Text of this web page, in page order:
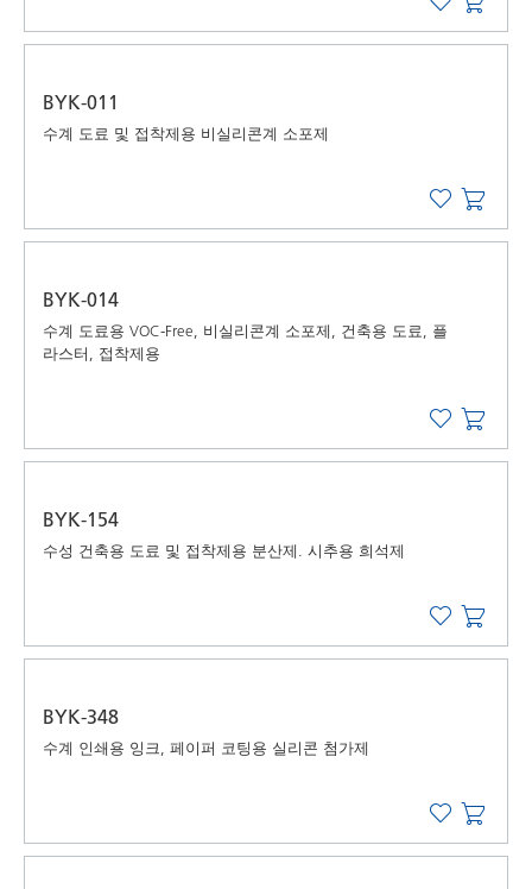
BYK-011
수계 도료 및 접착제용 비실리콘계 소포제
BYK-014
수계 도료용 VOC-Free, 비실리콘계 소포제, 건축용 도료, 플
라스터, 접착제용
BYK-154
수성 건축용 도료 및 접착제용 분산제. 시추용 희석제
BYK-348
수계 인쇄용 잉크, 페이퍼 코팅용 실리콘 첨가제